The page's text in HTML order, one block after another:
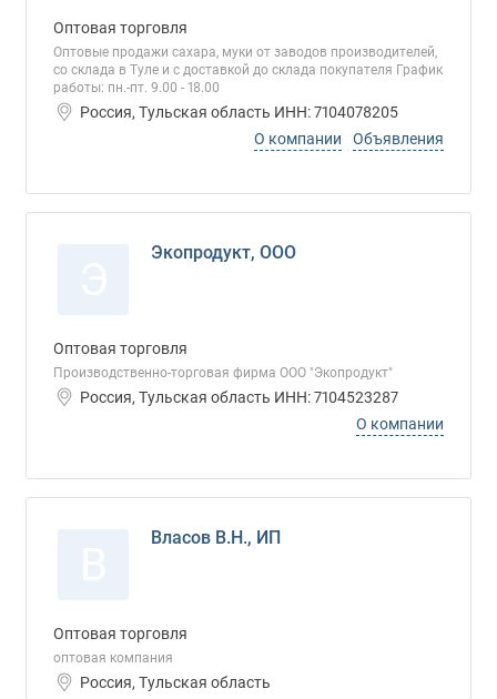
Оптовая торговля
Оптовые продажи сахара, муки от заводов производителей,
со склада в Туле и с доставкой до склада покупателя График
работы: пн.-пт. 9.00 - 18.00
Россия, Тульская область ИНН: 7104078205
О компании
Объявления
Экопродукт, ООО
Оптовая торговля
Производственно-торговая фирма ООО "Экопродукт"
Россия, Тульская область ИНН: 7104523287
О компании
Власов В.Н., ИП
Оптовая торговля
оптовая компания
Россия, Тульская область